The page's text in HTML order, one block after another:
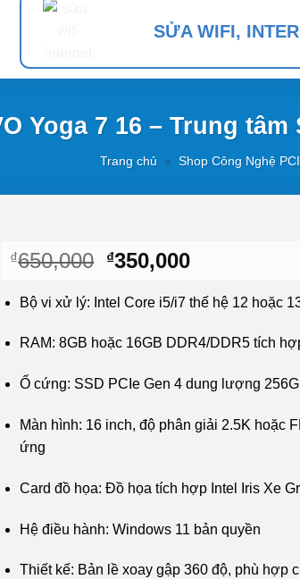
SỬA WIFI,
Yoga 7 16 – Trung
Trang chủ » Shop Công Nghệ PCI
₫650,000 Giá
là:
₫350,000Giá
tại
₫350,000.
Bộ vi xử lý: Intel Core i5/i7 thế hệ 12 hoặc
RAM: 8GB hoặc 16GB DDR4/DDR5 tích
Ổ cứng: SSD PCIe Gen 4 dung lượng
Màn hình: 16 inch, độ phân giải 2.5K hoặc
ứng
Card đồ họa: Đồ họa tích hợp Intel Iris Xe
Hệ điều hành: Windows 11 bản quyền
Thiết kế: Bản lề xoay gập 360 độ, phù hợp